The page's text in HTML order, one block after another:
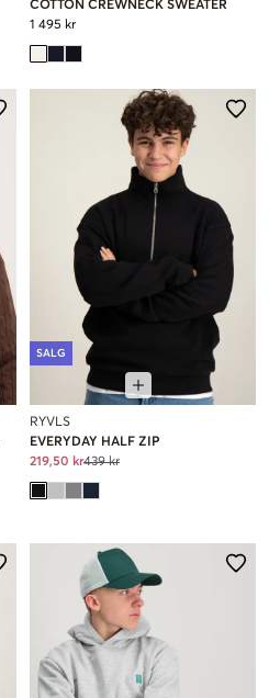
COTTON CREWNECK SWEATER
1 495 kr
SALG
RYVLS
EVERYDAY HALF ZIP
219,50 kr439 kr